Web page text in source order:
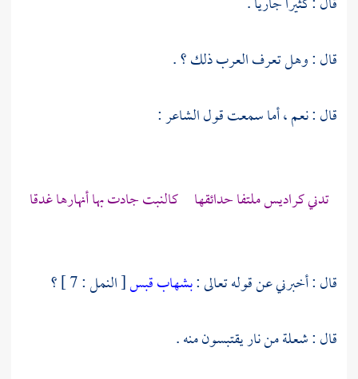
قال : وهل تعرف العرب ذلك ؟ .
قال : نعم ، أما سمعت قول الشاعر :
تدني كراديس ملتفا حدائقها كالنبت جادت بها أنهارها غدقا
قال : أخبرني عن قوله تعالى :بشهاب قبس[ النمل : 7 ] ؟
قال : شعلة من نار يقتبسون منه .